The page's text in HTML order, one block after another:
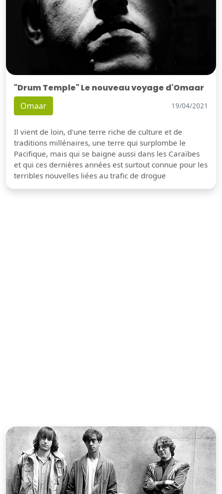
"Drum Temple" Le nouveau voyage d'Omaar
Omaar 19/04/2021
Il vient de loin, d'une terre riche de culture et de
traditions millénaires, une terre qui surplombe le
Pacifique, mais qui se baigne aussi dans les Caraïbes
et qui ces dernières années est surtout connue pour les
terribles nouvelles liées au trafic de drogue